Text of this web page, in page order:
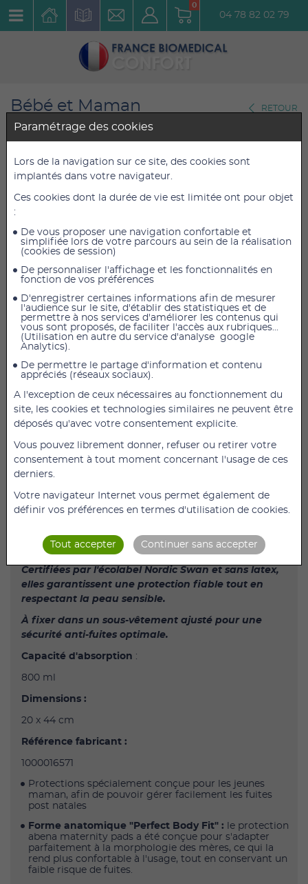
0
04 78 82 02 79
Bébé et Maman
Protections Maternité
RETOUR
Abena-Frantex Maternity Pads
Super
Réf. : 1000016571
4,70 €TTC
3,92 €HT
4,70 € TTC
AJOUTER AU PANIER
Abena-Frantex Maternity Pads Super
ABENA Maternity Pads - 825 ml, 20x44cm pour fuite
urniaire post acouchement
Nombre d'unités par paquet : 15
Pad Super - 825ml
Les Serviettes de Maternité ABENA sont
post-accouchement.
825 ml, idéale pour les fuites modérées à
abondantes.
Certifiées par l'écolabel Nordic Swan et sans latex,
elles garantissent une protection fiable tout en
respectant la peau sensible.
À fixer dans un sous-vêtement ajusté pour une
sécurité anti-fuites optimale.
Capacité d'absorption :
800 ml
Dimensions :
20 x 44 cm
Référence fabricant :
1000016571
Protections spécialement conçue pour les jeunes
maman, afin de pouvoir gérer facilement les fuites
post natales
Forme anatomique "Perfect Body Fit" : le protection
abena maternity pads a été conçue pour s'adapter
parfaitement à la morphologie des mères, ce qui la
rend plus confortable à l'usage, tout en conservant un
faible risque de fuites.
Paramétrage des cookies
Lors de la navigation sur ce site, des cookies sont
implantés dans votre navigateur.
Ces cookies dont la durée de vie est limitée ont pour objet
:
De vous proposer une navigation confortable et
simplifiée lors de votre parcours au sein de la réalisation
(cookies de session)
De personnaliser l'affichage et les fonctionnalités en
fonction de vos préférences
D'enregistrer certaines informations afin de mesurer
l'audience sur le site, d'établir des statistiques et de
permettre à nos services d'améliorer les contenus qui
vous sont proposés, de faciliter l'accès aux rubriques...
(Utilisation en autre du service d'analyse google
Analytics).
De permettre le partage d'information et contenu
appréciés (réseaux sociaux).
A l'exception de ceux nécessaires au fonctionnement du
site, les cookies et technologies similaires ne peuvent être
déposés qu'avec votre consentement explicite.
Vous pouvez librement donner, refuser ou retirer votre
consentement à tout moment concernant l'usage de ces
derniers.
Votre navigateur Internet vous permet également de
définir vos préférences en termes d'utilisation de cookies.
Tout accepter Continuer sans accepter